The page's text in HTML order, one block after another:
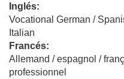
Inglés:
Vocational German /
Italian
Francés:
Allemand / espagnol /
professionnel